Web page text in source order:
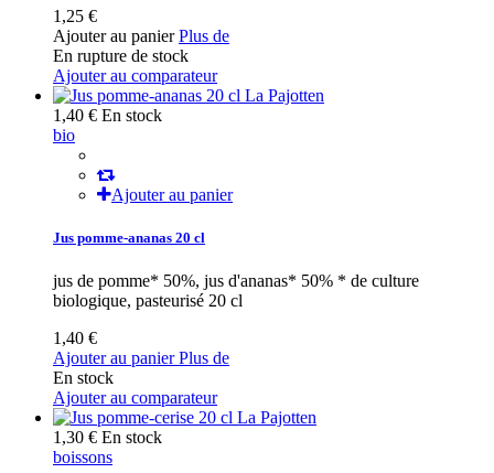
1,25 €
Ajouter au panierPlus de
En rupture de stock
Ajouter au comparateur
1,40 € En stock
bio
Ajouter au panier
Jus pomme-ananas 20 cl
jus de pomme* 50%, jus d'ananas* 50% * de culture
biologique, pasteurisé 20 cl
1,40 €
Ajouter au panierPlus de
En stock
Ajouter au comparateur
1,30 € En stock
boissons